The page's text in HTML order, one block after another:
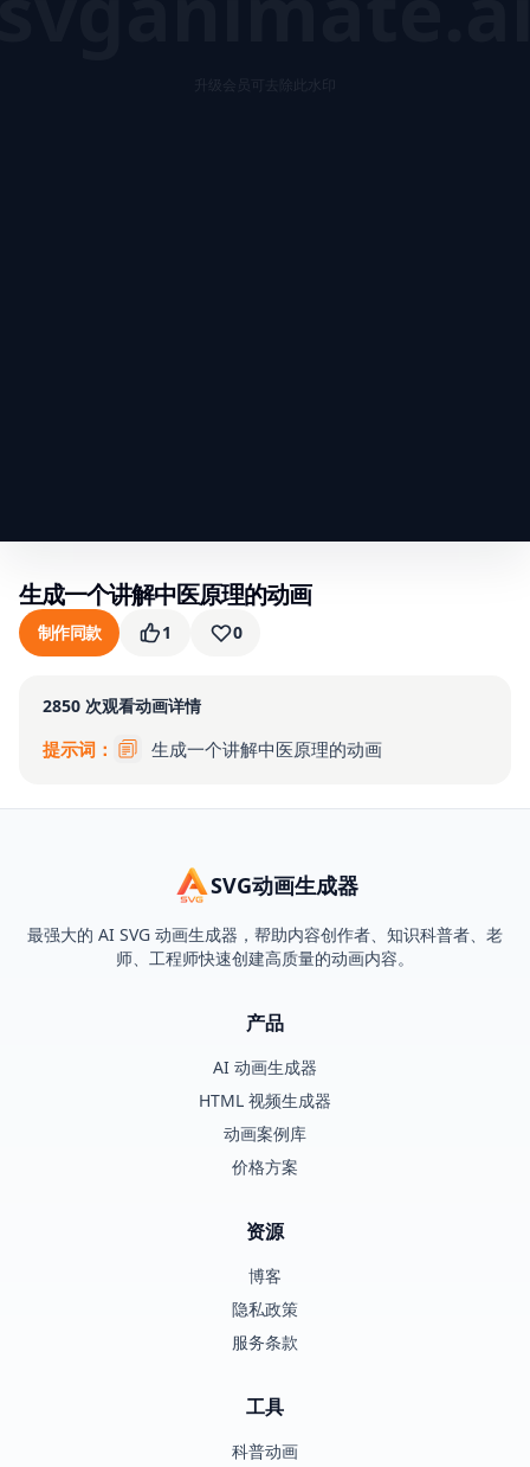
升级会员可去除此水印
生成一个讲解中医原理的动画
制作同款 1 0
2850 次观看动画详情
提示词： 生成一个讲解中医原理的动画
SVG动画生成器
最强大的 AI SVG 动画生成器，帮助内容创作者、知识科普者、老
师、工程师快速创建高质量的动画内容。
产品
AI 动画生成器
HTML 视频生成器
动画案例库
价格方案
资源
博客
隐私政策
服务条款
工具
科普动画